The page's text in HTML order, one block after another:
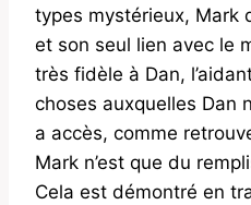
types mystérieux, Mark
et son seul lien avec le
très fidèle à Dan,
choses auxquelles Dan
a accès, comme
Mark n’est que du
Cela est démontré en